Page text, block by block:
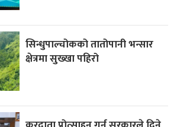
सिन्धुपाल्चोकको तातोपानी भन्सार
क्षेत्रमा सुख्खा पहिरो